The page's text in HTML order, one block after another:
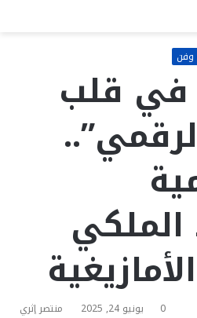
وفن
في قلب
منتصر إثري يونيو 24, 2025 0